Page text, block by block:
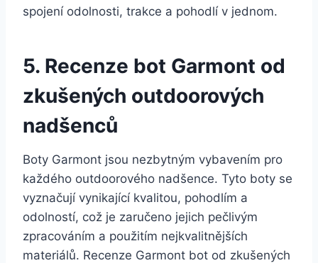
spojení odolnosti, trakce a pohodlí v jednom.
5. Recenze bot Garmont⁣ od
zkušených ‌outdoorových
nadšenců
Boty Garmont jsou nezbytným vybavením ‍pro
každého outdoorového nadšence. Tyto boty⁢ se
vyznačují vynikající kvalitou, pohodlím⁢ a
odolností, ⁤což je zaručeno jejich pečlivým
zpracováním a použitím nejkvalitnějších
materiálů. Recenze Garmont bot od zkušených